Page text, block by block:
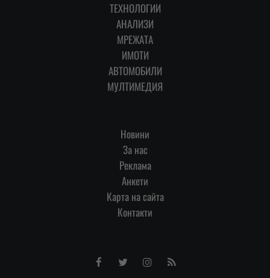
ТЕХНОЛОГИИ
АНАЛИЗИ
МРЕЖАТА
ИМОТИ
АВТОМОБИЛИ
МУЛТИМЕДИЯ
Новини
За нас
Реклама
Анкети
Карта на сайта
Контакти